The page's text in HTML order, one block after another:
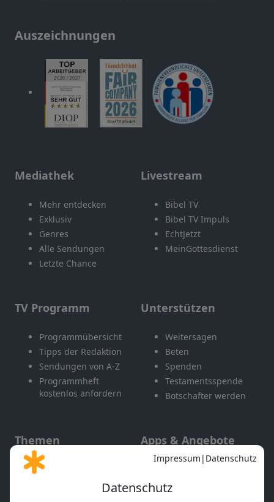
Auszeichnungen
Mediathek
Mehr entdecken
Exklusiv
Genres
Alle Sendungen
Letzte Chance
Livestream
Bibel TV
Bibel TV Impuls
EchtJetzt
MeinGottesdienst
TV Programm
Programmübersicht
Tipps der Redaktion
Sendungen von A-Z
Programmheft
kostenlos anfordern
Unterstützen
Weitersagen
Beten
Spenden
Testamentsspende
Botschafter werden
Themen
Gott und Bibel erklärt
Apps & Angebote
Mobile App